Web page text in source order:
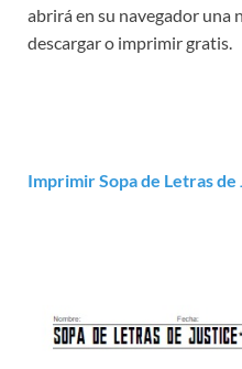
abrirá en su navegador una
descargar o imprimir gratis.
Imprimir Sopa de Letras de